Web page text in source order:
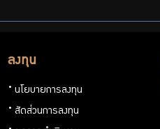
ลงทุน
นโยบายการลงทุน
สัดส่วนการลงทุน